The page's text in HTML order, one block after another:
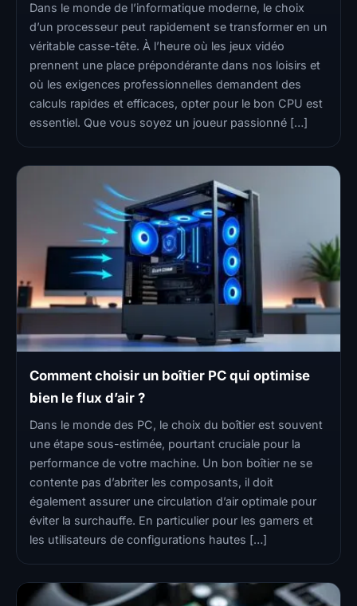
Dans le monde de l’informatique moderne, le choix
d’un processeur peut rapidement se transformer en un
véritable casse-tête. À l’heure où les jeux vidéo
prennent une place prépondérante dans nos loisirs et
où les exigences professionnelles demandent des
calculs rapides et efficaces, opter pour le bon CPU est
essentiel. Que vous soyez un joueur passionné […]
Comment choisir un boîtier PC qui optimise
bien le flux d’air ?
Dans le monde des PC, le choix du boîtier est souvent
une étape sous-estimée, pourtant cruciale pour la
performance de votre machine. Un bon boîtier ne se
contente pas d’abriter les composants, il doit
également assurer une circulation d’air optimale pour
éviter la surchauffe. En particulier pour les gamers et
les utilisateurs de configurations hautes […]